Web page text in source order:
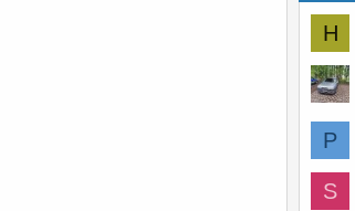
H
P
S